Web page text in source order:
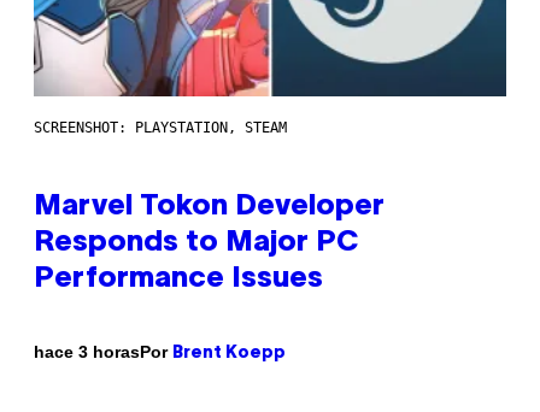
SCREENSHOT: PLAYSTATION, STEAM
Marvel Tokon Developer
Responds to Major PC
Performance Issues
hace 3 horasPor Brent Koepp